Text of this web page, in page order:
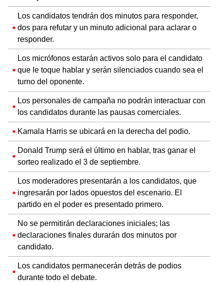
Los candidatos tendrán dos minutos para responder,
dos para refutar y un minuto adicional para aclarar o
responder.
Los micrófonos estarán activos solo para el candidato
que le toque hablar y serán silenciados cuando sea el
turno del oponente.
Los personales de campaña no podrán interactuar con
los candidatos durante las pausas comerciales.
Kamala Harris se ubicará en la derecha del podio.
Donald Trump será el último en hablar, tras ganar el
sorteo realizado el 3 de septiembre.
Los moderadores presentarán a los candidatos, que
ingresarán por lados opuestos del escenario. El
partido en el poder es presentado primero.
No se permitirán declaraciones iniciales; las
declaraciones finales durarán dos minutos por
candidato.
Los candidatos permanecerán detrás de podios
durante todo el debate.